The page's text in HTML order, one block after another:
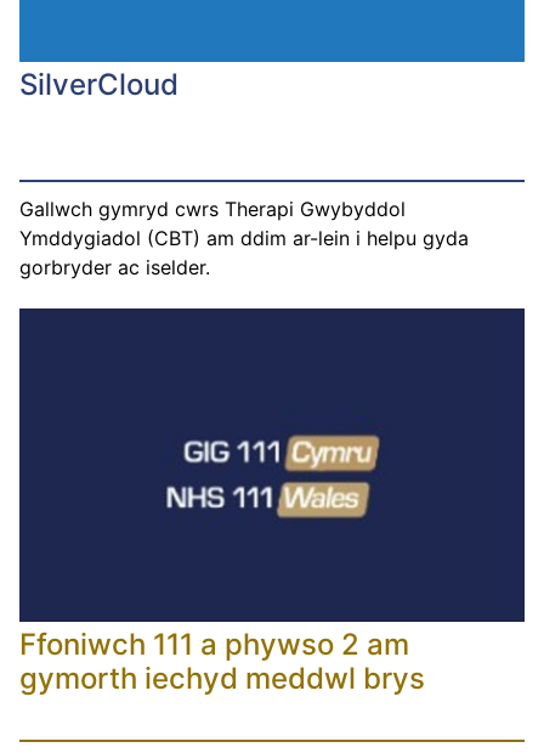
SilverCloud
Gallwch gymryd cwrs Therapi Gwybyddol
Ymddygiadol (CBT) am ddim ar-lein i helpu gyda
gorbryder ac iselder.
Ffoniwch 111 a phywso 2 am
gymorth iechyd meddwl brys